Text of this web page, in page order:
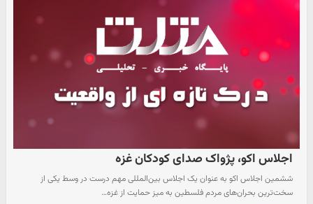
اجلاس اکو، پژواک صدای کودکان غزه
ششمین اجلاس اکو به عنوان یک اجلاس بین‌المللی مهم درست در وسط یکی از
سخت‌ترین بحران‌های مردم فلسطین به میز حمایت از غزه…